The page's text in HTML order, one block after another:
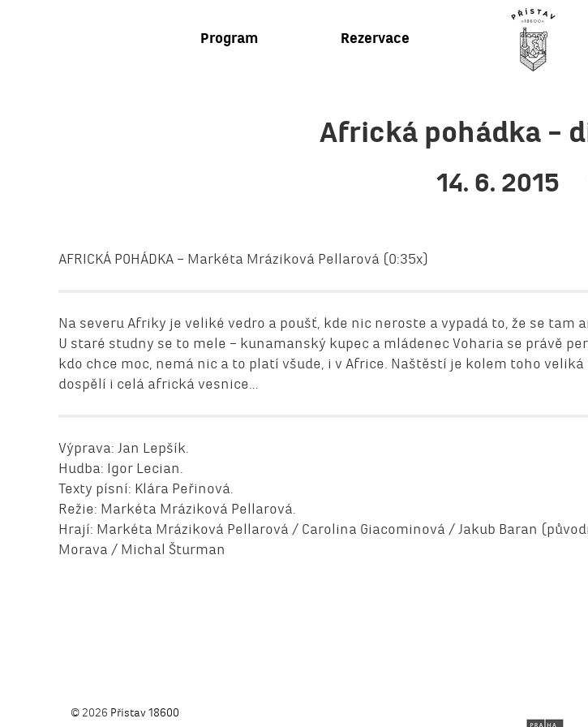
Program Rezervace
Africká pohádka –
14. 6. 2015
AFRICKÁ POHÁDKA – Markéta Mráziková Pellarová (0:35x)
Na severu Afriky je veliké vedro a poušť, kde nic neroste a vypadá to, že se tam
U staré studny se to mele – kunamanský kupec a mládenec Voharia se právě
kdo chce moc, nemá nic a to platí všude, i v Africe. Naštěstí je kolem toho veliká
dospělí i celá africká vesnice…
Výprava: Jan Lepšík.
Hudba: Igor Lecian.
Texty písní: Klára Peřinová.
Režie: Markéta Mráziková Pellarová.
Hrají: Markéta Mráziková Pellarová / Carolina Giacominová / Jakub Baran
Morava / Michal Šturman
© 2026 Přístav 18600